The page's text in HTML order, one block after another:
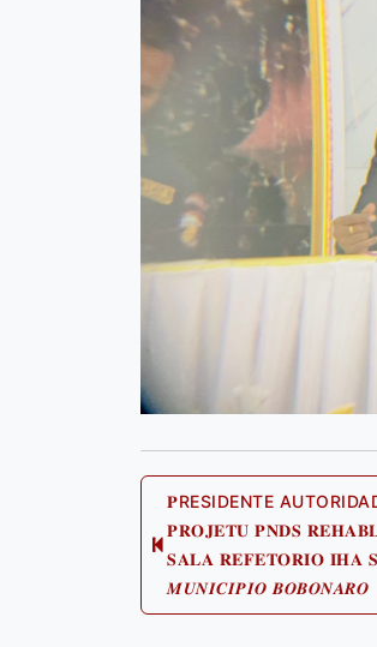
Post
𝐏RESIDENTE
𝐏𝐑𝐎𝐉𝐄𝐓𝐔 𝐏𝐍𝐃𝐒
𝐒𝐀𝐋𝐀 𝐑𝐄𝐅𝐄𝐓𝐎𝐑𝐈𝐎 𝐈𝐇𝐀
𝑴𝑼𝑵𝑰𝑪𝑰𝑷𝑰𝑶 𝑩𝑶𝑩𝑶𝑵𝑨𝑹𝑶